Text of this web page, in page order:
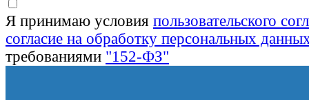
Я принимаю условия пользовательского
согласие на обработку персональных
требованиями "152-ФЗ"